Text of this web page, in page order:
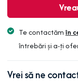
Te contactămîn
întrebări și a-ți
Vrei să ne